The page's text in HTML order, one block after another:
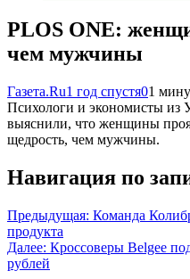
PLOS ONE:
чем мужчины
Газета.Ru1 год спустя01
Психологи и экономисты из
выяснили, что женщины
щедрость, чем мужчины.
Навигация по
Предыдущая: Команда
продукта
Далее: Кроссоверы Belgee
рублей